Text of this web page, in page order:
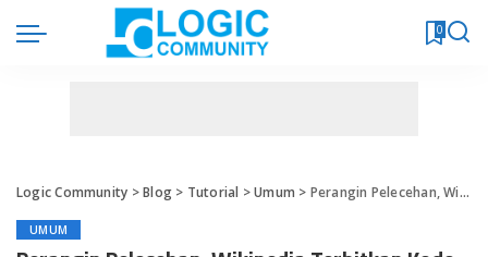
0
Logic Community >Blog> Tutorial >Umum > Perangin Pelecehan, Wikipedia Terbitkan Kode Etik Baru
UMUM